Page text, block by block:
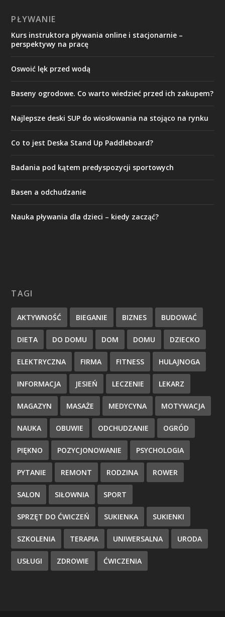
PŁYWANIE
Kurs instruktora pływania online i stacjonarnie –
perspektywy na pracę
Oswoić lęk przed wodą
Baseny ogrodowe. Co warto wiedzieć przed ich zakupem?
Najlepsze deski SUP do wiosłowania na stojąco na rynku
Co to jest Deska Stand Up Paddleboard?
Badania pod kątem predyspozycji sportowych
Basen a odchudzanie
Nauka pływania dla dzieci – kiedy zacząć?
TAGI
AKTYWNOŚĆ BIEGANIE BIZNES BUDOWAĆ
DIETA DO DOMU DOM DOMU DZIECKO
ELEKTRYCZNA FIRMA FITNESS HULAJNOGA
INFORMACJA JESIEŃ LECZENIE LEKARZ
MAGAZYN MASAŻE MEDYCYNA MOTYWACJA
NAUKA OBUWIE ODCHUDZANIE OGRÓD
PIĘKNO POZYCJONOWANIE PSYCHOLOGIA
PYTANIE REMONT RODZINA ROWER
SALON SIŁOWNIA SPORT
SPRZĘT DO ĆWICZEŃ SUKIENKA SUKIENKI
SZKOLENIA TERAPIA UNIWERSALNA URODA
USŁUGI ZDROWIE ĆWICZENIA